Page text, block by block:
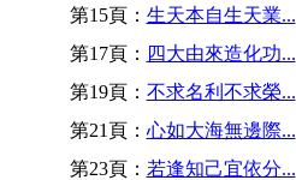
第15頁： 生天本自生天業...
第17頁： 四大由來造化功...
第19頁： 不求名利不求榮...
第21頁： 心如大海無邊際...
第23頁： 若逢知己宜依分...